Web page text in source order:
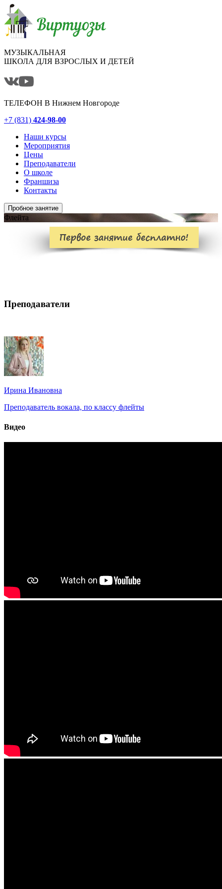
МУЗЫКАЛЬНАЯ
ШКОЛА ДЛЯ ВЗРОСЛЫХ И ДЕТЕЙ
ТЕЛЕФОН В Нижнем Новгороде
+7 (831) 424-98-00
Наши курсы
Мероприятия
Цены
Преподаватели
О школе
Франшиза
Контакты
Пробное занятие
Флейта
Преподаватели
Ирина Ивановна
Преподаватель вокала, по классу флейты
Видео